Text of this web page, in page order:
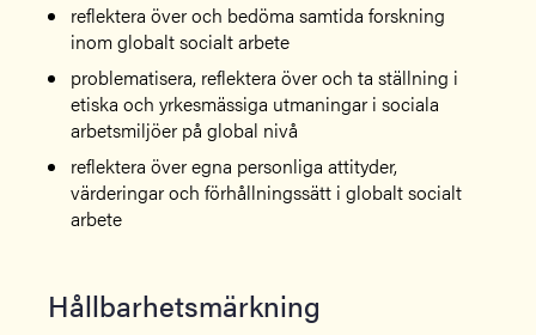
reflektera över och bedöma samtida forskning
inom globalt socialt arbete
problematisera, reflektera över och ta ställning i
etiska och yrkesmässiga utmaningar i sociala
arbetsmiljöer på global nivå
reflektera över egna personliga attityder,
värderingar och förhållningssätt i globalt socialt
arbete
Hållbarhetsmärkning